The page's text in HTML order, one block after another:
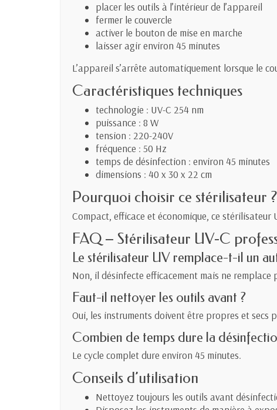
placer les outils à l’intérieur de l’appareil
fermer le couvercle
activer le bouton de mise en marche
laisser agir environ 45 minutes
L’appareil s’arrête automatiquement lorsque le
Caractéristiques techniques
technologie : UV-C 254 nm
puissance : 8 W
tension : 220-240V
fréquence : 50 Hz
temps de désinfection : environ 45 minutes
dimensions : 40 x 30 x 22 cm
Pourquoi choisir ce stérilisateur ?
Compact, efficace et économique, ce
FAQ – Stérilisateur UV-C
Le stérilisateur UV remplace-t-il un
Non, il désinfecte efficacement mais ne
Faut-il nettoyer les outils avant ?
Oui, les instruments doivent être propres et secs
Combien de temps dure la
Le cycle complet dure environ 45 minutes.
Conseils d’utilisation
Nettoyez toujours les outils avant